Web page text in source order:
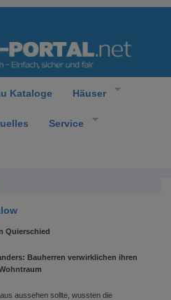
Kataloge Häuser
Service
Quierschied
Bauherren verwirklichen ihren
aussehen sollte, wussten die